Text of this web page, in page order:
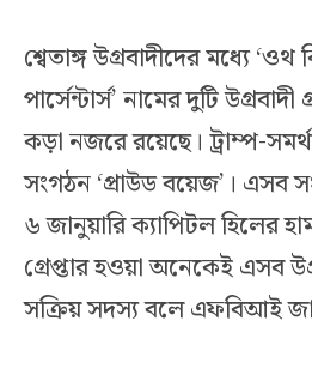
শ্বেতাঙ্গ উগ্রবাদীদের মধ্যে ‘ওথ
পার্সেন্টার্স’ নামের দুটি
কড়া নজরে রয়েছে। ট্রাম্প-
সংগঠন ‘প্রাউড বয়েজ’।
৬ জানুয়ারি ক্যাপিটল হিলের
গ্রেপ্তার হওয়া অনেকেই এসব
সক্রিয় সদস্য বলে এফবিআই